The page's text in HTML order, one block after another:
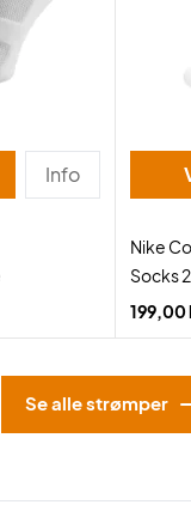
Info
Nike
Socks
199,00
Se alle strømper